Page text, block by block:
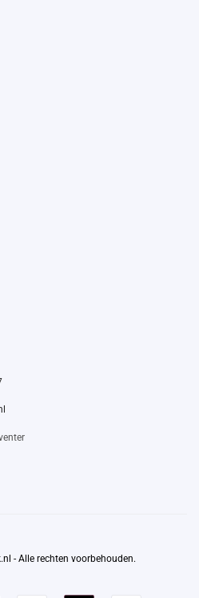
- Alle rechten voorbehouden.